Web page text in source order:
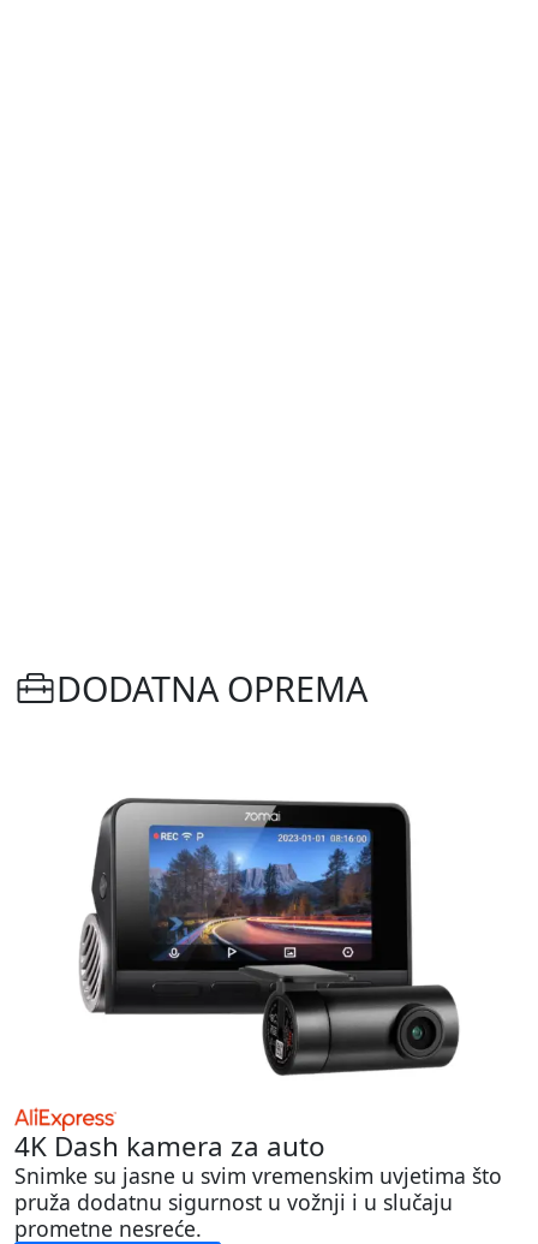
DODATNA OPREMA
4K Dash kamera za auto
Snimke su jasne u svim vremenskim uvjetima što
pruža dodatnu sigurnost u vožnji i u slučaju
prometne nesreće.